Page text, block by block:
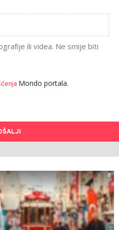
ili videa. Ne smije biti
Mondo portala.
0